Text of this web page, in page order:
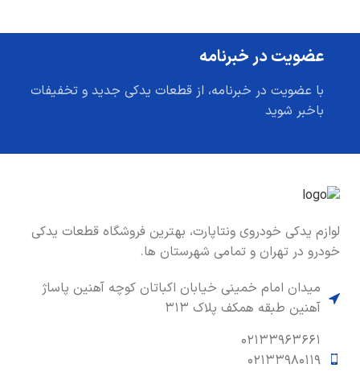
عضویت در خبرنامه
با عضویت در خبرنامه، از قطعات یدکی جدید و تخفیفات
باخبر شوید
لوازم یدکی خودروی ونتاپارت، بهترین فروشگاه قطعات یدکی
خودرو در تهران و تمامی شهرستان ها.
میدان امام خمینی خیابان اکباتان کوچه آهنین پاساژ
آهنین طبقه همکف پلاک ۳۱۳
۰۲۱۳۳۹۶۳۶۶۱
۰۲۱۳۳۹۸۰۱۱۹